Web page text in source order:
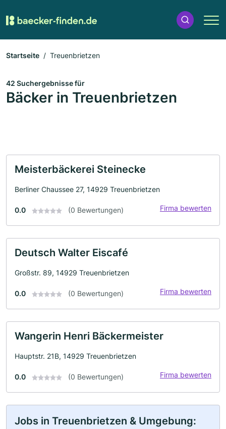
Startseite Treuenbrietzen
42 Suchergebnisse für
Bäcker in Treuenbrietzen
Meisterbäckerei Steinecke
Berliner Chaussee 27, 14929 Treuenbrietzen
0.0 (0 Bewertungen) Firma bewerten
Deutsch Walter Eiscafé
Großstr. 89, 14929 Treuenbrietzen
0.0 (0 Bewertungen) Firma bewerten
Wangerin Henri Bäckermeister
Hauptstr. 21B, 14929 Treuenbrietzen
0.0 (0 Bewertungen) Firma bewerten
Jobs in Treuenbrietzen & Umgebung: